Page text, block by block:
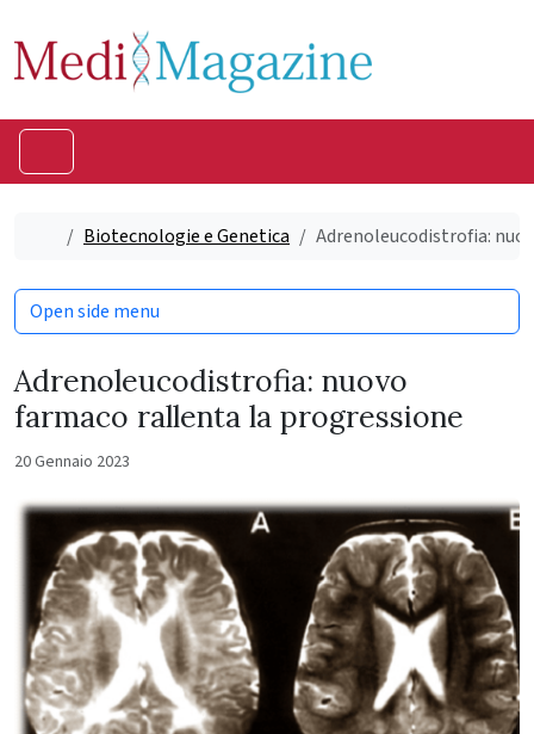
HomeBiotecnologie e Genetica Adrenoleucodistrofia:
Adrenoleucodistrofia: nuovo
farmaco rallenta la progressione
20 Gennaio 2023
Open side menu